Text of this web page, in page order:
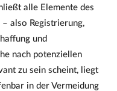
alle Elemente des
also Registrierung,
und
nach potenziellen
zu sein scheint, liegt
in der Vermeidung